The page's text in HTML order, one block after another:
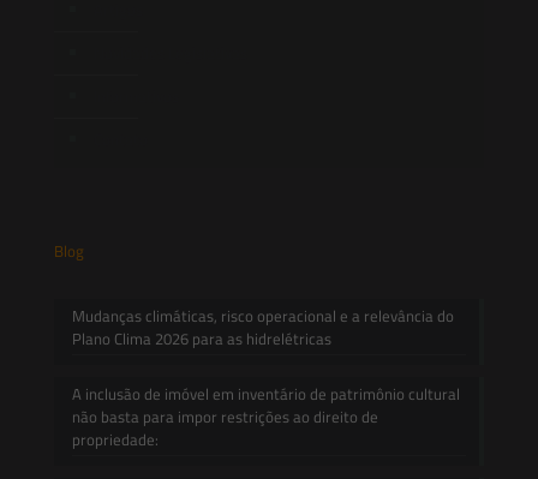
Blog
Mudanças climáticas, risco operacional e a relevância do
Plano Clima 2026 para as hidrelétricas
A inclusão de imóvel em inventário de patrimônio cultural
não basta para impor restrições ao direito de
propriedade: